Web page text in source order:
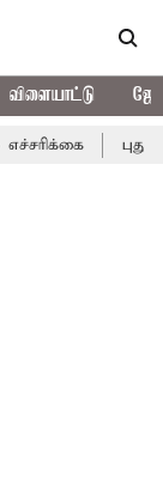
விளையாட்டு
புதுச்சேரி